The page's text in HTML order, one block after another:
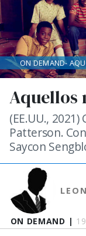
ON DEMAND |
Aquellos
(EE.UU.,
Patterson.
Saycon
ON DEMAND-